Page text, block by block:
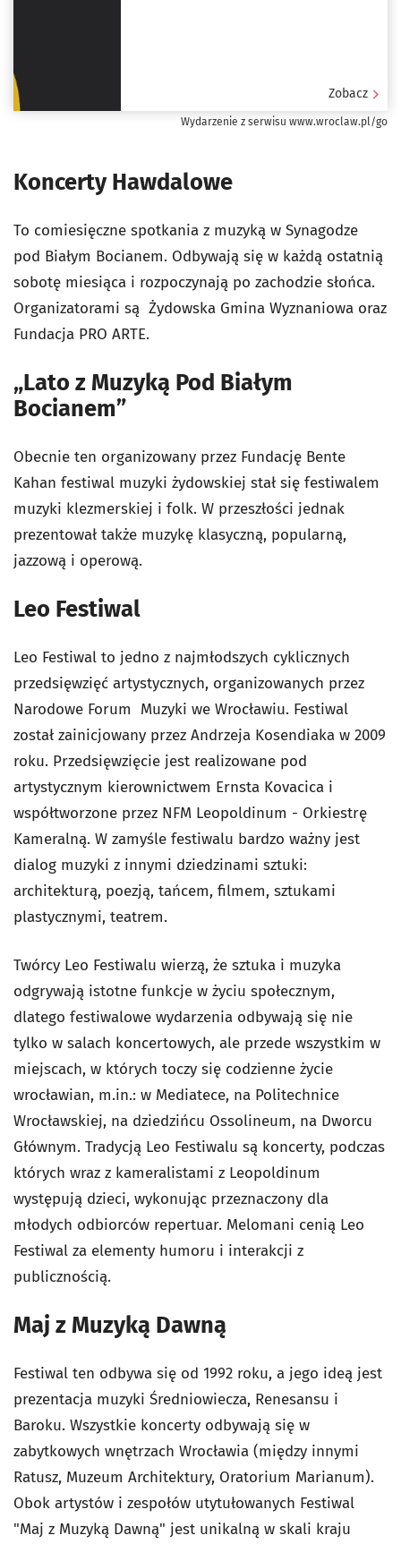
Zobacz
Wydarzenie z serwisu www.wroclaw.pl/go
Koncerty Hawdalowe
To comiesięczne spotkania z muzyką w Synagodze
pod Białym Bocianem. Odbywają się w każdą ostatnią
sobotę miesiąca i rozpoczynają po zachodzie słońca.
Organizatorami są Żydowska Gmina Wyznaniowa oraz
Fundacja PRO ARTE.
„Lato z Muzyką Pod Białym
Bocianem”
Obecnie ten organizowany przez Fundację Bente
Kahan festiwal muzyki żydowskiej stał się festiwalem
muzyki klezmerskiej i folk. W przeszłości jednak
prezentował także muzykę klasyczną, popularną,
jazzową i operową.
Leo Festiwal
Leo Festiwal to jedno z najmłodszych cyklicznych
przedsięwzięć artystycznych, organizowanych przez
Narodowe Forum Muzyki we Wrocławiu. Festiwal
został zainicjowany przez Andrzeja Kosendiaka w 2009
roku. Przedsięwzięcie jest realizowane pod
artystycznym kierownictwem Ernsta Kovacica i
współtworzone przez NFM Leopoldinum - Orkiestrę
Kameralną. W zamyśle festiwalu bardzo ważny jest
dialog muzyki z innymi dziedzinami sztuki:
architekturą, poezją, tańcem, filmem, sztukami
plastycznymi, teatrem.
Twórcy Leo Festiwalu wierzą, że sztuka i muzyka
odgrywają istotne funkcje w życiu społecznym,
dlatego festiwalowe wydarzenia odbywają się nie
tylko w salach koncertowych, ale przede wszystkim w
miejscach, w których toczy się codzienne życie
wrocławian, m.in.: w Mediatece, na Politechnice
Wrocławskiej, na dziedzińcu Ossolineum, na Dworcu
Głównym. Tradycją Leo Festiwalu są koncerty, podczas
których wraz z kameralistami z Leopoldinum
występują dzieci, wykonując przeznaczony dla
młodych odbiorców repertuar. Melomani cenią Leo
Festiwal za elementy humoru i interakcji z
publicznością.
Maj z Muzyką Dawną
Festiwal ten odbywa się od 1992 roku, a jego ideą jest
prezentacja muzyki Średniowiecza, Renesansu i
Baroku. Wszystkie koncerty odbywają się w
zabytkowych wnętrzach Wrocławia (między innymi
Ratusz, Muzeum Architektury, Oratorium Marianum).
Obok artystów i zespołów utytułowanych Festiwal
"Maj z Muzyką Dawną" jest unikalną w skali kraju